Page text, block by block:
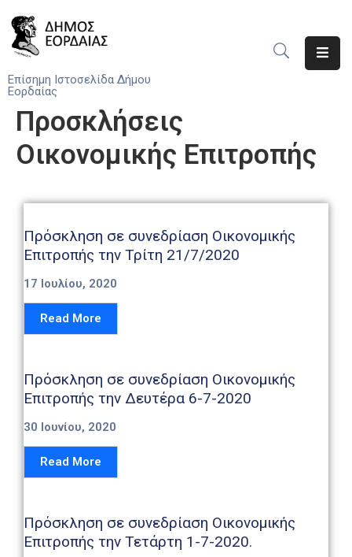
Επίσημη Ιστοσελίδα Δήμου
Εορδαίας
Δήμος
Νέα
Δήμου
Προσκλήσεις
Αποφάσεις
Τηλέφωνα
Καιρός
Προσκλήσεις
Οικονομικής Επιτροπής
Πρόσκληση σε συνεδρίαση Οικονομικής
Επιτροπής την Τρίτη 21/7/2020
17 Ιουλίου, 2020
Read More
Πρόσκληση σε συνεδρίαση Οικονομικής
Επιτροπής την Δευτέρα 6-7-2020
30 Ιουνίου, 2020
Read More
Πρόσκληση σε συνεδρίαση Οικονομικής
Επιτροπής την Τετάρτη 1-7-2020.